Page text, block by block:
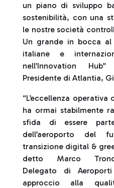
un piano di sviluppo
sostenibilità, con una
le nostre società
Un grande in bocca
italiane e
nell’Innovation
Presidente di Atlantia,
“L’eccellenza
ha ormai stabilmente
sfida di essere
dell’aeroporto del
transizione digital &
detto Marco
Delegato di
approccio alla